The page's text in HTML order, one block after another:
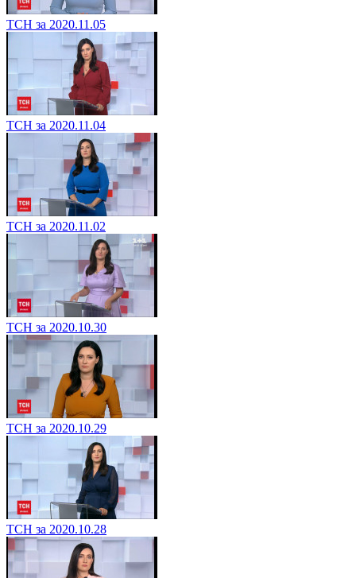
ТСН за 2020.11.05
ТСН за 2020.11.04
ТСН за 2020.11.02
ТСН за 2020.10.30
ТСН за 2020.10.29
ТСН за 2020.10.28